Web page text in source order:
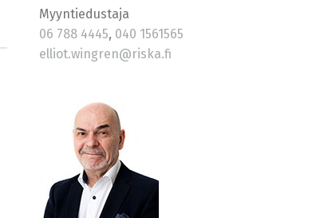
Myyntiedustaja
06 788 4445, 040 1561565
elliot.wingren@riska.fi